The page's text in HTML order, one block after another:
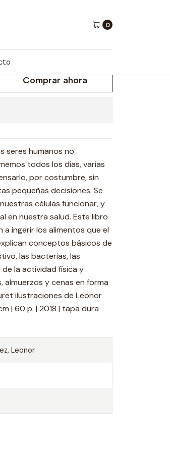
0
Comprar ahora
seres humanos no
todos los días, varias
por costumbre, sin
pequeñas decisiones. Se
células funcionar, y
en nuestra salud. Este libro
ingerir los alimentos que el
conceptos básicos de
las bacterias, las
la actividad física y
y cenas en forma
ilustraciones de Leonor
| 60 p. | 2018 | tapa dura
Leonor